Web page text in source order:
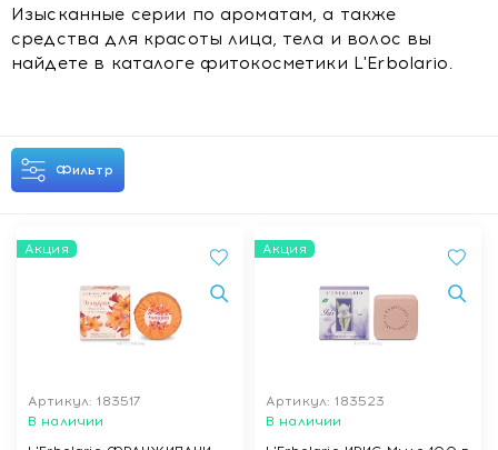
Изысканные серии по ароматам, а также
средства для красоты лица, тела и волос вы
найдете в каталоге фитокосметики L'Erbolario.
Фильтр
Акция
Артикул: 183517
В наличии
Акция
Артикул: 183523
В наличии